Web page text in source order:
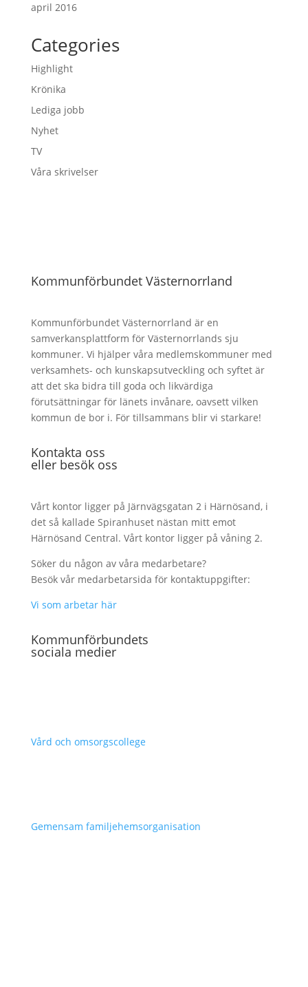
april 2016
Categories
Highlight
Krönika
Lediga jobb
Nyhet
TV
Våra skrivelser
Kommunförbundet Västernorrland
Kommunförbundet Västernorrland är en
samverkansplattform för Västernorrlands sju
kommuner. Vi hjälper våra medlemskommuner med
verksamhets- och kunskapsutveckling och syftet är
att det ska bidra till goda och likvärdiga
förutsättningar för länets invånare, oavsett vilken
kommun de bor i. För tillsammans blir vi starkare!
Kontakta oss
eller besök oss
Vårt kontor ligger på Järnvägsgatan 2 i Härnösand, i
det så kallade Spiranhuset nästan mitt emot
Härnösand Central. Vårt kontor ligger på våning 2.
Söker du någon av våra medarbetare?
Besök vår medarbetarsida för kontaktuppgifter:
Vi som arbetar här
Kommunförbundets
sociala medier
Vård och omsorgscollege
Gemensam familjehemsorganisation